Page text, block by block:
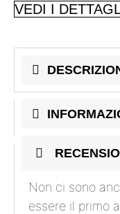
VEDI I
Non ci sono
essere il primo